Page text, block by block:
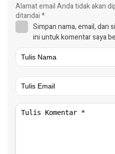
Alamat email Anda tidak akan
ditandai*
Simpan nama, email, dan
ini untuk komentar saya